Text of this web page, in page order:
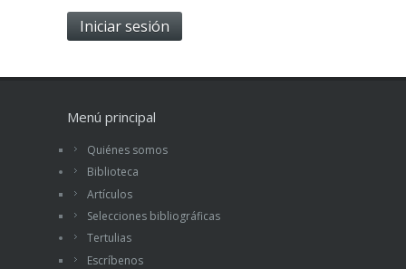
Menú principal
Quiénes somos
Biblioteca
Artículos
Selecciones bibliográficas
Tertulias
Escríbenos